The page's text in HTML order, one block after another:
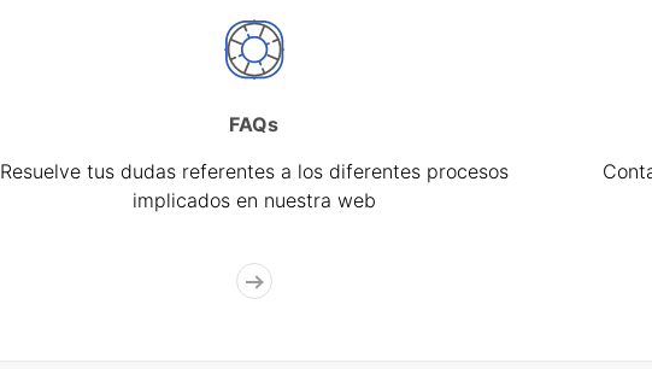
FAQs
Resuelve tus dudas referentes a los diferentes procesos
implicados en nuestra web